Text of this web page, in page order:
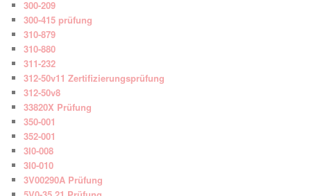
300-209
300-415 prüfung
310-879
310-880
311-232
312-50v11 Zertifizierungsprüfung
312-50v8
33820X Prüfung
350-001
352-001
3I0-008
3I0-010
3V00290A Prüfung